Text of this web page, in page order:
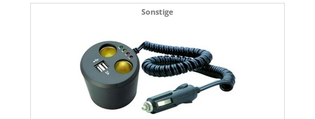
Sonstige